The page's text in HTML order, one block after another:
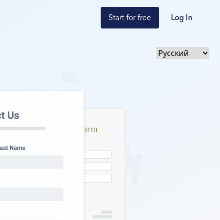
Start for free Log In